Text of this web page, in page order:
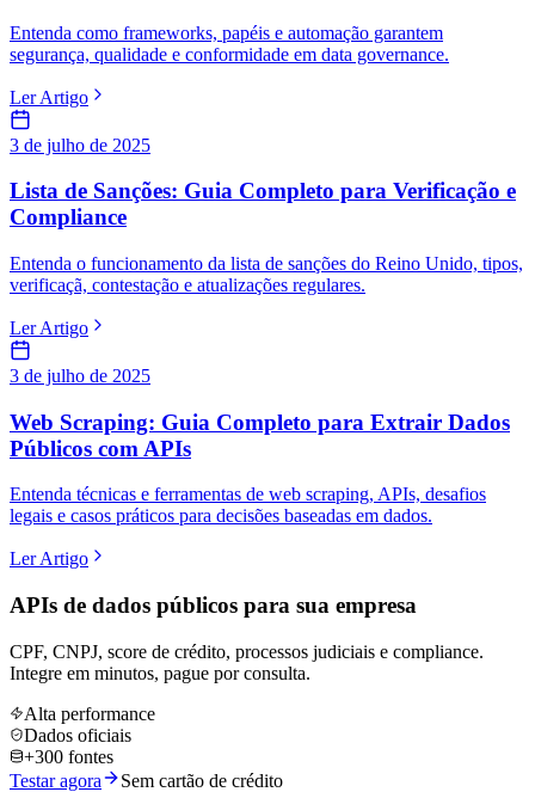
Entenda como frameworks, papéis e automação garantem
segurança, qualidade e conformidade em data governance.
Ler Artigo
3 de julho de 2025
Lista de Sanções: Guia Completo para Verificação e
Compliance
Entenda o funcionamento da lista de sanções do Reino Unido, tipos,
verificaçã, contestação e atualizações regulares.
Ler Artigo
3 de julho de 2025
Web Scraping: Guia Completo para Extrair Dados
Públicos com APIs
Entenda técnicas e ferramentas de web scraping, APIs, desafios
legais e casos práticos para decisões baseadas em dados.
Ler Artigo
APIs de dados públicos para sua empresa
CPF, CNPJ, score de crédito, processos judiciais e compliance.
Integre em minutos, pague por consulta.
Alta performance
Dados oficiais
+300 fontes
Testar agora
Sem cartão de crédito